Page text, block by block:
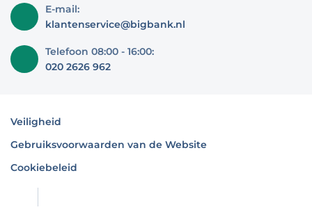
E-mail:
klantenservice@bigbank.nl
Telefoon 08:00 - 16:00:
020 2626 962
Veiligheid
Gebruiksvoorwaarden van de Website
Cookiebeleid